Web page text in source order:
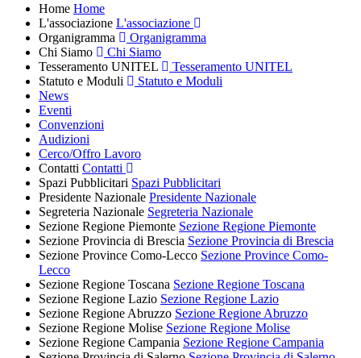
Home Home
L'associazione L'associazione
Organigramma
Organigramma
Chi Siamo
Chi Siamo
Tesseramento UNITEL
Tesseramento UNITEL
Statuto e Moduli
Statuto e Moduli
News
Eventi
Convenzioni
Audizioni
Cerco/Offro Lavoro
Contatti Contatti
Spazi Pubblicitari Spazi Pubblicitari
Presidente Nazionale Presidente Nazionale
Segreteria Nazionale Segreteria Nazionale
Sezione Regione Piemonte Sezione Regione Piemonte
Sezione Provincia di Brescia Sezione Provincia di Brescia
Sezione Province Como-Lecco Sezione Province Como-
Lecco
Sezione Regione Toscana Sezione Regione Toscana
Sezione Regione Lazio Sezione Regione Lazio
Sezione Regione Abruzzo Sezione Regione Abruzzo
Sezione Regione Molise Sezione Regione Molise
Sezione Regione Campania Sezione Regione Campania